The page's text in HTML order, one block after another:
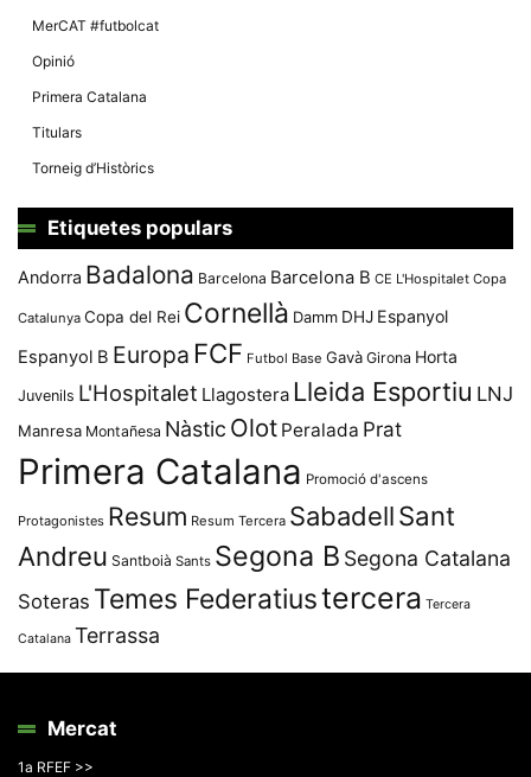
MerCAT #futbolcat
Opinió
Primera Catalana
Titulars
Torneig d’Històrics
Etiquetes populars
Andorra Badalona Barcelona Barcelona B CE L'Hospitalet Copa
Catalunya Copa del Rei Cornellà Damm DHJ Espanyol
Espanyol B Europa FCF Futbol Base Gavà Girona Horta
Juvenils L'Hospitalet Llagostera Lleida Esportiu LNJ
Manresa Montañesa Nàstic Olot Peralada Prat
Primera Catalana Promoció d'ascens
Protagonistes Resum Resum Tercera SabadellSant
Andreu Santboià Sants Segona B Segona Catalana
Soteras Temes Federatiustercera Tercera
Catalana Terrassa
Mercat
1a RFEF >>